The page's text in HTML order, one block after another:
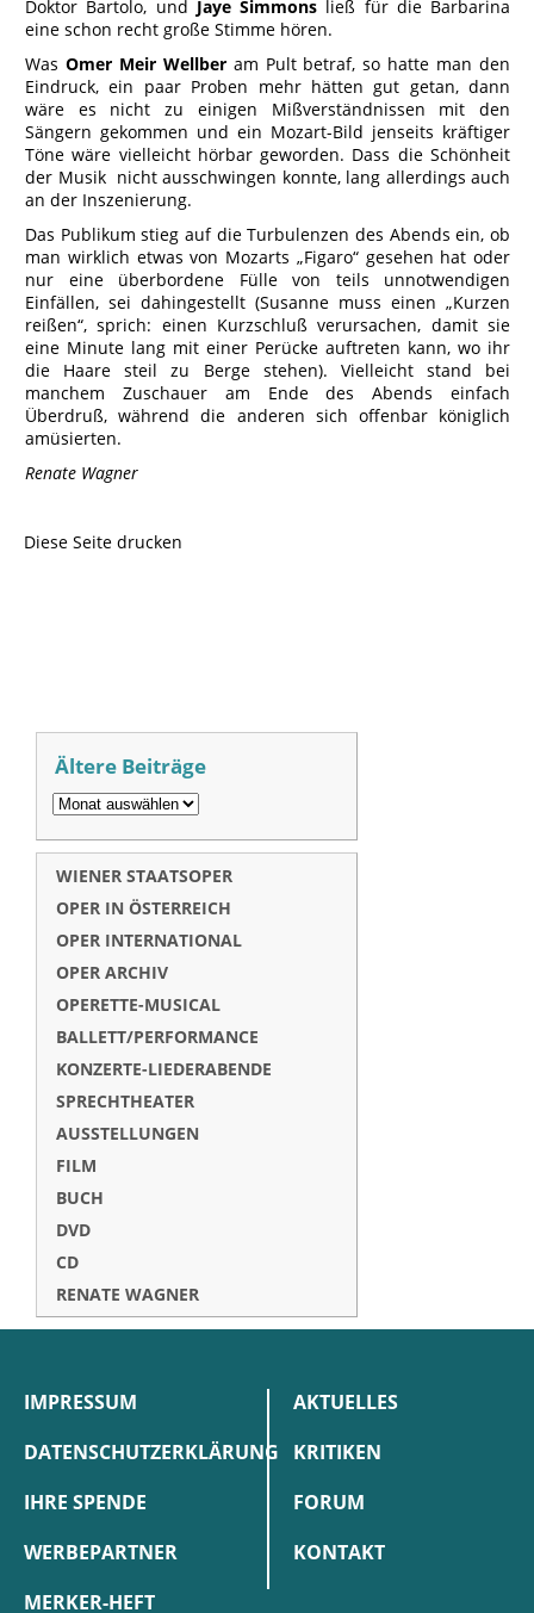
Doktor Bartolo, und Jaye Simmons ließ für die Barbarina
eine schon recht große Stimme hören.
Was Omer Meir Wellberam Pult betraf, so hatte man den
Eindruck, ein paar Proben mehr hätten gut getan, dann
wäre es nicht zu einigen Mißverständnissen mit den
Sängern gekommen und ein Mozart-Bild jenseits kräftiger
Töne wäre vielleicht hörbar geworden. Dass die Schönheit
der Musik nicht ausschwingen konnte, lang allerdings auch
an der Inszenierung.
Das Publikum stieg auf die Turbulenzen des Abends ein, ob
man wirklich etwas von Mozarts „Figaro“ gesehen hat oder
nur eine überbordene Fülle von teils unnotwendigen
Einfällen, sei dahingestellt (Susanne muss einen „Kurzen
reißen“, sprich: einen Kurzschluß verursachen, damit sie
eine Minute lang mit einer Perücke auftreten kann, wo ihr
die Haare steil zu Berge stehen). Vielleicht stand bei
manchem Zuschauer am Ende des Abends einfach
Überdruß, während die anderen sich offenbar königlich
amüsierten.
Renate Wagner
Diese Seite drucken
Ältere Beiträge
WIENER STAATSOPER
OPER IN ÖSTERREICH
OPER INTERNATIONAL
OPER ARCHIV
OPERETTE-MUSICAL
BALLETT/PERFORMANCE
KONZERTE-LIEDERABENDE
SPRECHTHEATER
AUSSTELLUNGEN
FILM
BUCH
DVD
CD
RENATE WAGNER
IMPRESSUM
DATENSCHUTZERKLÄRUNG
IHRE SPENDE
WERBEPARTNER
MERKER-HEFT
AKTUELLES
KRITIKEN
FORUM
KONTAKT